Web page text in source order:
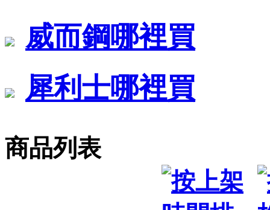
威而鋼哪裡買
犀利士哪裡買
商品列表